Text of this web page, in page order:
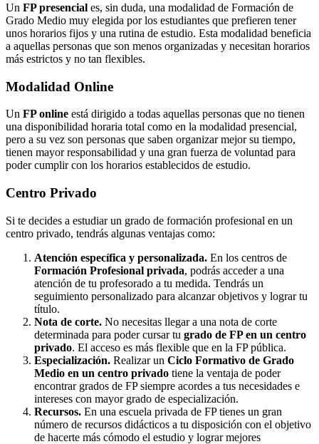
Un FP presencial es, sin duda, una modalidad de Formación de
Grado Medio muy elegida por los estudiantes que prefieren tener
unos horarios fijos y una rutina de estudio. Esta modalidad beneficia
a aquellas personas que son menos organizadas y necesitan horarios
más estrictos y no tan flexibles.
Modalidad Online
Un FP online está dirigido a todas aquellas personas que no tienen
una disponibilidad horaria total como en la modalidad presencial,
pero a su vez son personas que saben organizar mejor su tiempo,
tienen mayor responsabilidad y una gran fuerza de voluntad para
poder cumplir con los horarios establecidos de estudio.
Centro Privado
Si te decides a estudiar un grado de formación profesional en un
centro privado, tendrás algunas ventajas como:
Atención específica y personalizada. En los centros de
Formación Profesional privada, podrás acceder a una
atención de tu profesorado a tu medida. Tendrás un
seguimiento personalizado para alcanzar objetivos y lograr tu
título.
Nota de corte. No necesitas llegar a una nota de corte
determinada para poder cursar tu grado de FP en un centro
privado. El acceso es más flexible que en la FP pública.
Especialización. Realizar un Ciclo Formativo de Grado
Medio en un centro privado tiene la ventaja de poder
encontrar grados de FP siempre acordes a tus necesidades e
intereses con mayor grado de especialización.
Recursos. En una escuela privada de FP tienes un gran
número de recursos didácticos a tu disposición con el objetivo
de hacerte más cómodo el estudio y lograr mejores